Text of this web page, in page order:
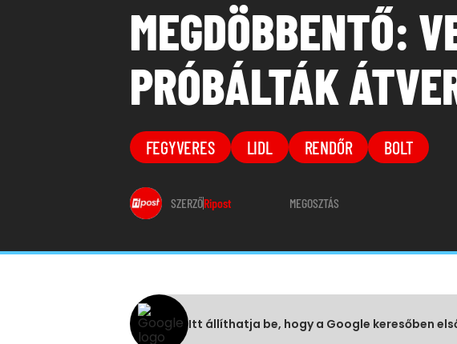
MEGDÖBBENTŐ:
PRÓBÁLTÁK
FEGYVERES LIDL RENDŐR BOLT
SZERZŐRipost MEGOSZTÁS
Itt állíthatja be, hogy a Google keresőben